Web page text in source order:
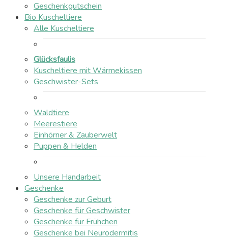
Geschenkgutschein
Bio Kuscheltiere
Alle Kuscheltiere
Glücksfaulis
Kuscheltiere mit Wärmekissen
Geschwister-Sets
Waldtiere
Meerestiere
Einhörner & Zauberwelt
Puppen & Helden
Unsere Handarbeit
Geschenke
Geschenke zur Geburt
Geschenke für Geschwister
Geschenke für Frühchen
Geschenke bei Neurodermitis